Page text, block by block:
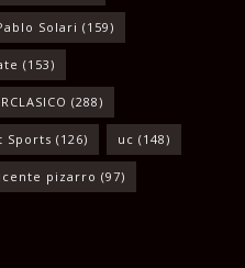
Solari (159)
(153)
(288)
Sports (126) uc (148)
pizarro (97)